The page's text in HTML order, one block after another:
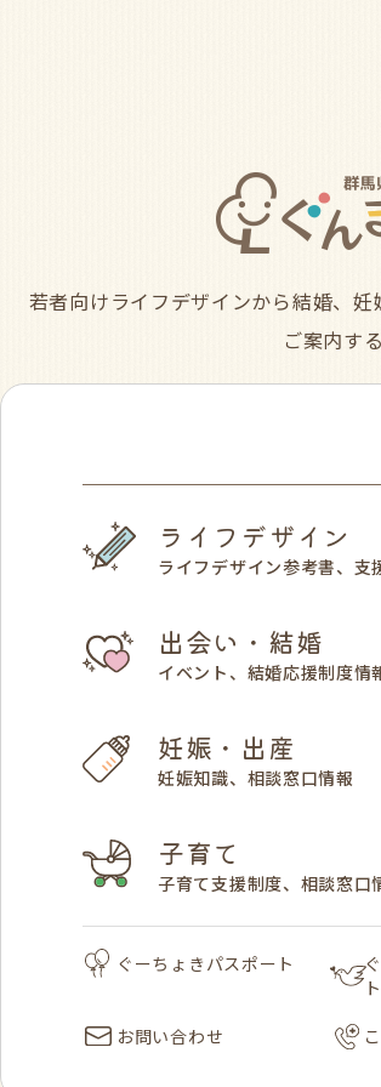
若者向けライフデザインから結婚、
ご案内す
ライフデザイン
ライフデザイン参考書、支
出会い・結婚
イベント、結婚応援制度情
妊娠・出産
妊娠知識、相談窓口情報
子育て
子育て支援制度、相談窓口
ぐーちょきパスポート
ト
お問い合わせ